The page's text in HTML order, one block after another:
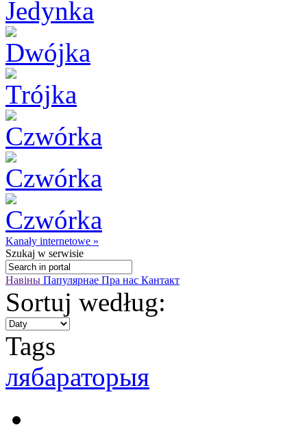
Kanały internetowe »
Szukaj w serwisie
Навіны Папулярнае Пра нас Кантакт
Sortuj według:
Tags
лябараторыя